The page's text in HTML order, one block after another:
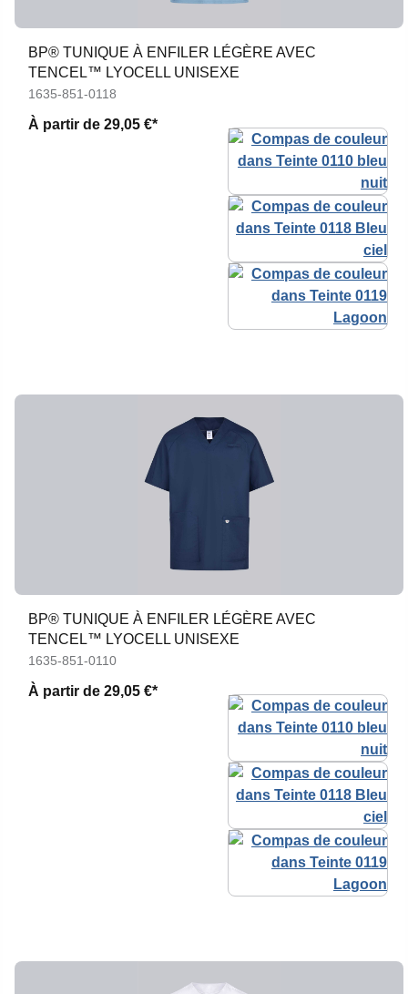
BP® TUNIQUE À ENFILER LÉGÈRE AVEC
TENCEL™ LYOCELL UNISEXE
1635-851-0118
À partir de 29,05 €*
BP® TUNIQUE À ENFILER LÉGÈRE AVEC
TENCEL™ LYOCELL UNISEXE
1635-851-0110
À partir de 29,05 €*